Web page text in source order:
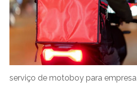
serviço de motoboy para empresa